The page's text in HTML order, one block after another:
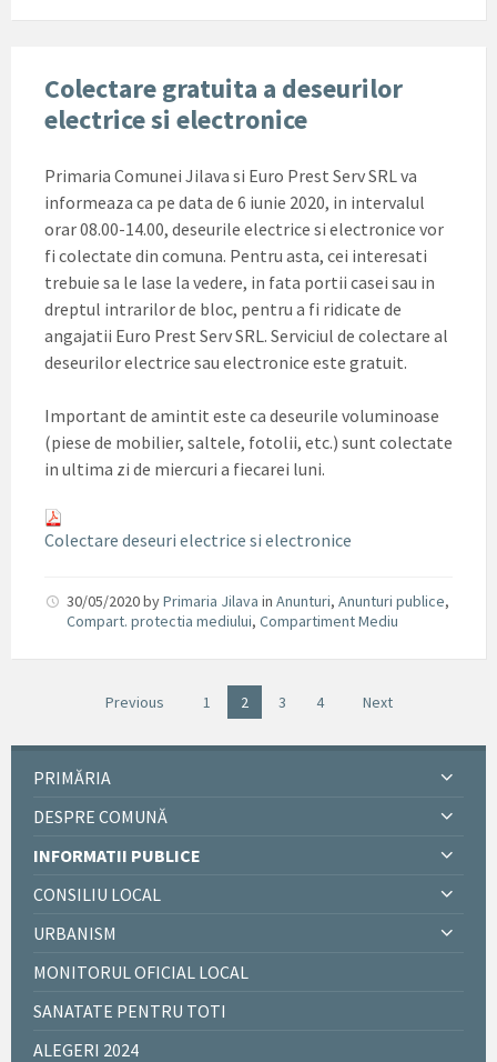
Colectare gratuita a deseurilor
electrice si electronice
Primaria Comunei Jilava si Euro Prest Serv SRL va
informeaza ca pe data de 6 iunie 2020, in intervalul
orar 08.00-14.00, deseurile electrice si electronice vor
fi colectate din comuna. Pentru asta, cei interesati
trebuie sa le lase la vedere, in fata portii casei sau in
dreptul intrarilor de bloc, pentru a fi ridicate de
angajatii Euro Prest Serv SRL. Serviciul de colectare al
deseurilor electrice sau electronice este gratuit.
Important de amintit este ca deseurile voluminoase
(piese de mobilier, saltele, fotolii, etc.) sunt colectate
in ultima zi de miercuri a fiecarei luni.
Colectare deseuri electrice si electronice
30/05/2020byPrimaria Jilava in Anunturi, Anunturi publice,
Compart. protectia mediului, Compartiment Mediu
Previous 1 2 3 4 Next
PRIMĂRIA
DESPRE COMUNĂ
INFORMATII PUBLICE
CONSILIU LOCAL
URBANISM
MONITORUL OFICIAL LOCAL
SANATATE PENTRU TOTI
ALEGERI 2024